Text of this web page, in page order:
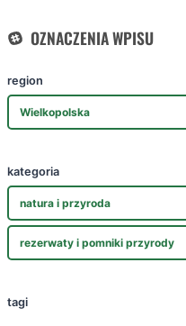
OZNACZENIA WPISU
region
Wielkopolska
kategoria
natura i przyroda
rezerwaty i pomniki przyrody
tagi